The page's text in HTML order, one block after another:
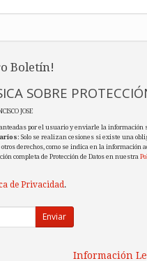
Boletín!
SOBRE
JOSE
por el usuario y enviarle la información
: Solo se realizan cesiones si existe una
derechos, como se indica en la información
completa de Protección de Datos en nuestra
de Privacidad.
Enviar
Información